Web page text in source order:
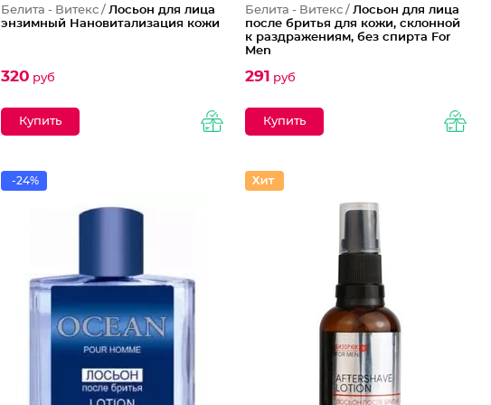
Белита - Витекс /Лосьон для лица
энзимный Нановитализация кожи
320 руб
Белита - Витекс / Лосьон для лица
после бритья для кожи, склонной
к раздражениям, без спирта For
Men
291 руб
-24%